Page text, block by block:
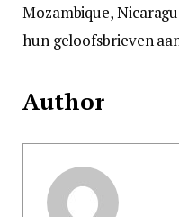
Mozambique,
hun geloofsbrieven
Author